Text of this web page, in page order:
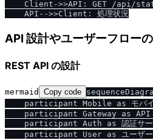
Client->>API: GET /api/
API 設計やユーザーフロー
REST API の設計
mermaid Copy code
participant Mobile as モバイ
participant Gateway as API
participant Auth as 認証サー
participant User as ユーザー